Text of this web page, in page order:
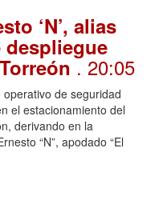
‘N’, alias
despliegue
. 20:05
de seguridad
el estacionamiento del
derivando en la
“N”, apodado “El